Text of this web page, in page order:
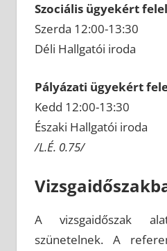
Szociális ügyekért
Szerda 12:00-13:30
Déli Hallgatói iroda
Pályázati ügyekért
Kedd 12:00-13:30
Északi Hallgatói iroda
/L.É. 0.75/
A vizsgaidőszak
szünetelnek. A